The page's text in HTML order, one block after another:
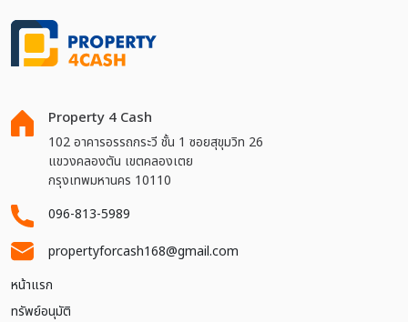
Property 4 Cash
102 อาคารอรรถกระวี ชั้น 1 ซอยสุขุมวิท 26
แขวงคลองตัน เขตคลองเตย
กรุงเทพมหานคร 10110
096-813-5989
propertyforcash168@gmail.com
หน้าแรก
ทรัพย์อนุมัติ